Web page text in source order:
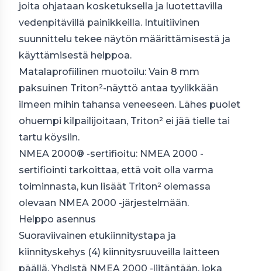
joita ohjataan kosketuksella ja luotettavilla
vedenpitävillä painikkeilla. Intuitiivinen
suunnittelu tekee näytön määrittämisestä ja
käyttämisestä helppoa.
Matalaprofiilinen muotoilu: Vain 8 mm
paksuinen Triton²-näyttö antaa tyylikkään
ilmeen mihin tahansa veneeseen. Lähes puolet
ohuempi kilpailijoitaan, Triton² ei jää tielle tai
tartu köysiin.
NMEA 2000® -sertifioitu: NMEA 2000 -
sertifiointi tarkoittaa, että voit olla varma
toiminnasta, kun lisäät Triton² olemassa
olevaan NMEA 2000 -järjestelmään.
Helppo asennus
Suoraviivainen etukiinnitystapa ja
kiinnityskehys (4) kiinnitysruuveilla laitteen
päällä. Yhdistä NMEA 2000 -liitäntään, joka